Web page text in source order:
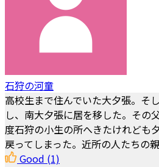
石狩の河童
高校生まで住んでいた大夕張。そ
し、南大夕張に居を移した。その
度石狩の小生の所へきたけれども
戻ってしまった。近所の人たちの
Good (1)